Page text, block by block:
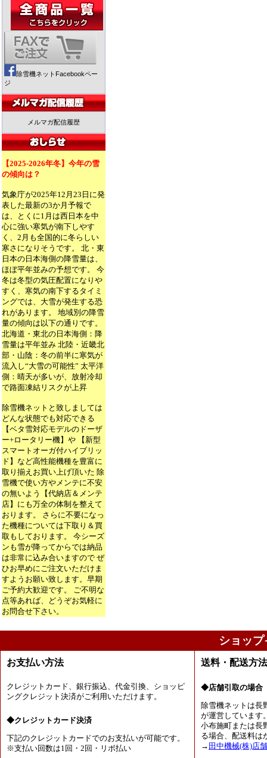
除雪機ネットFacebookペー
ジ
メルマガ配信履歴
【2025-2026年冬】今年の雪
の傾向は？
気象庁が2025年12月23日に発
表した最新の3か月予報で
は、とくに1月は西日本を中
心に強い寒気が南下しやす
く、2月も全国的に冬らしい
寒さになりそうです。 北・東
日本の日本海側の降雪量は、
ほぼ平年並みの予想です。 今
冬は冬型の気圧配置になりや
すく、寒気の南下するタイミ
ングでは、大雪が発生する恐
れがあります。 地域別の降雪
量の傾向は以下の通りです。
北海道・東北の日本海側：降
雪量は平年並み 北陸・近畿北
部・山陰：冬の前半に寒気が
流入し“大雪の可能性” 太平洋
側：晴天が多いが、放射冷却
で路面凍結リスクが上昇
除雪機ネットと致しましては
どんな状態でも対応できる
【ベタ雪対応モデルのドーザ
ー+ロータリー機】や 【新型
スマートオーガ付ハイブリッ
ド】など高性能機種を豊富に
取り揃えお買い上げ頂いた 除
雪機で使い方やメンテに不安
の無いよう【代納店＆メンテ
店】にも万全の体制を整えて
おります。 さらに不要になっ
た機種については下取り＆買
取もしております。 今シーズ
ンも雪が降ってからでは納品
は非常に込み合いますので ぜ
ひお早めにご注文いただけま
すようお願い致します。早期
ご予約大歓迎です。 ご不明な
点等あれば、どうぞお気軽に
お問合せ下さい。
ショッ
お支払い方法
クレジットカード、銀行振込、代金引換、ショッピ
ングクレジット決済がご利用いただけます。
◆クレジットカード決済
下記のクレジットカードでのお支払いが可能です。
※支払い回数は1回・2回・リボ払い
送料・配送方
◆店舗引取の場合
除雪機ネットは長
が運営しています
小布施町または長
る場合、配送料は
→ 田中機械(株)店